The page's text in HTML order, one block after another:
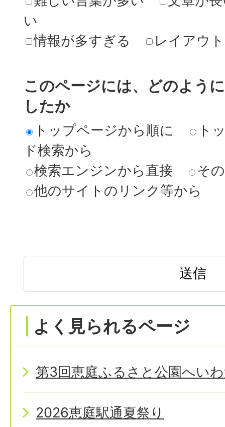
い
情報が多すぎる
レイアウ
このページには、どのよう
したか
トップページから順に
ト
ド検索から
検索エンジンから直接
そ
他のサイトのリンク等から
よく見られるページ
第3回恵庭ふるさと公園へい
2026恵庭駅通夏祭り